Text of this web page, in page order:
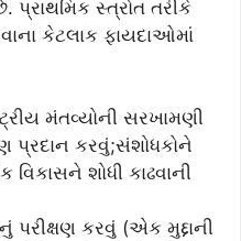
પ્રાથમિક સ્ત્રોત તરીકે
કેટલાક ફાયદાઓમાં
મંતવ્યોની સરખામણી
પ્રદાન કરવું;સંશોધકોને
શોધી કાઢવાની
પરીક્ષણ કરવું (એક મુદ્દાની